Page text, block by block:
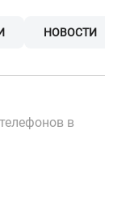
НОВОСТИ
в